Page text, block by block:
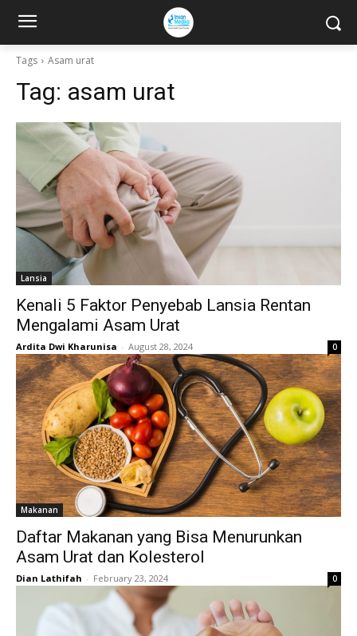
Tags Asam urat
Tag: asam urat
Lansia
Kenali 5 Faktor Penyebab Lansia Rentan
Mengalami Asam Urat
Ardita Dwi Kharunisa - August 28, 2024 0
Makanan
Daftar Makanan yang Bisa Menurunkan
Asam Urat dan Kolesterol
Dian Lathifah - February 23, 2024 0